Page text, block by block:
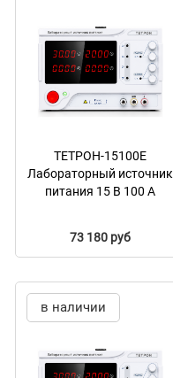
ТЕТРОН-15100Е
Лабораторный источник
питания 15 В 100 А
73 180 руб
в наличии